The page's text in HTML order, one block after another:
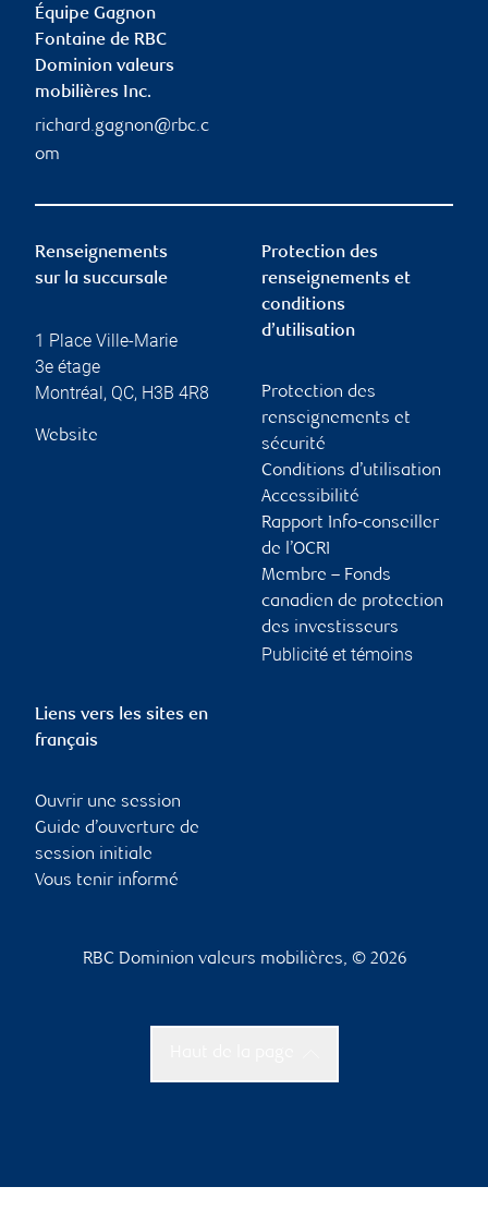
Équipe Gagnon
Fontaine de RBC
Dominion valeurs
mobilières Inc.
richard.gagnon@rbc.c
om
Renseignements
sur la succursale
1 Place Ville-Marie
3e étage
Montréal , QC, H3B 4R8
Website
Protection des
renseignements et
conditions
d’utilisation
Protection des
renseignements et
sécurité
Conditions d’utilisation
Accessibilité
Rapport Info-conseiller
de l’OCRI
Membre – Fonds
canadien de protection
des investisseurs
Publicité et témoins
Liens vers les sites en
français
Ouvrir une session
Guide d’ouverture de
session initiale
Vous tenir informé
RBC Dominion valeurs mobilières, © 2026